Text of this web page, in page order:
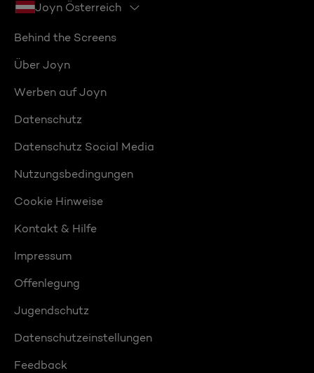
Joyn Österreich
Behind the Screens
Über Joyn
Werben auf Joyn
Datenschutz
Datenschutz Social Media
Nutzungsbedingungen
Cookie Hinweise
Kontakt & Hilfe
Impressum
Offenlegung
Jugendschutz
Datenschutzeinstellungen
Feedback